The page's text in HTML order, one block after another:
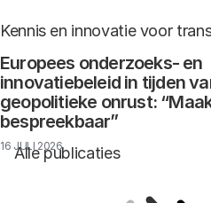
Alle publicaties
Europees onderzoeks- en
innovatiebeleid in tijden
geopolitieke onrust:
bespreekbaar”
Kennis en innovatie voor
16 JULI 2026